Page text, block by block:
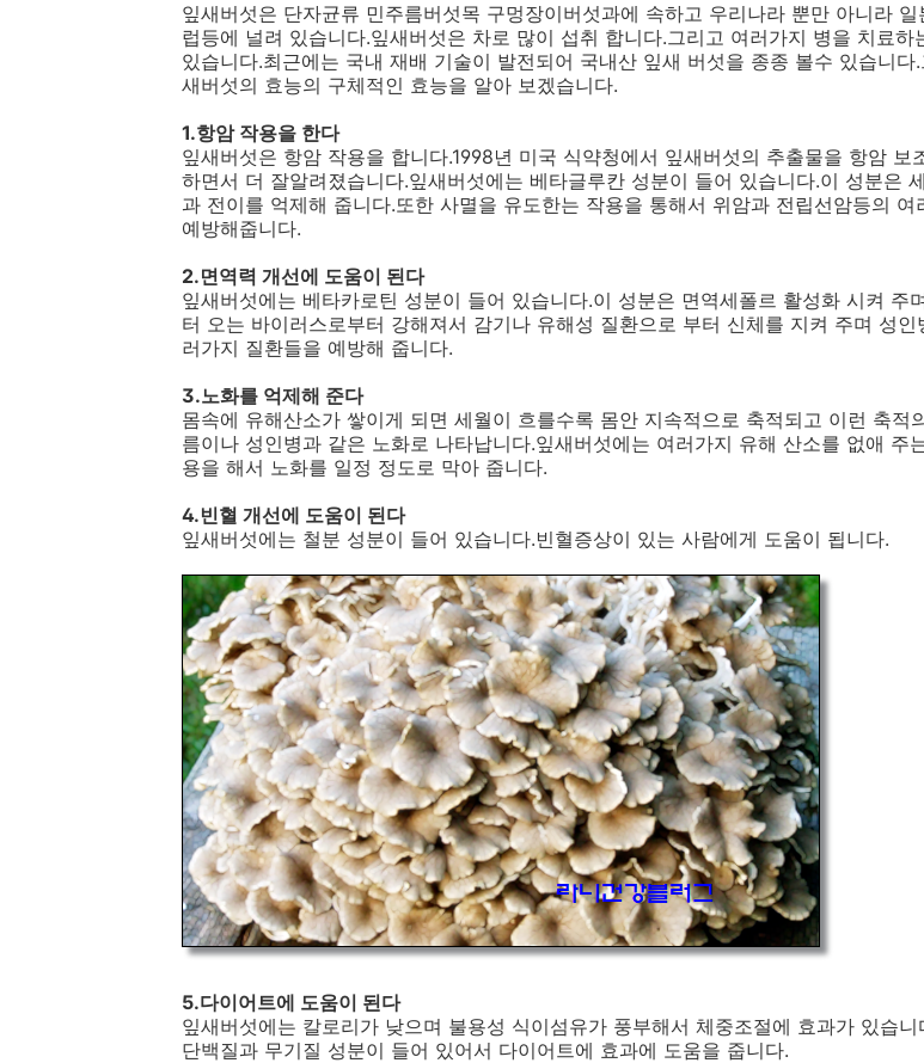
잎새버섯은 단자균류 민주름버섯목 구멍장이버섯과에 속하고 우리나라 뿐만 아니라 일
럽등에 널려 있습니다.잎새버섯은 차로 많이 섭취 합니다.그리고 여러가지 병을 치료하
있습니다.최근에는 국내 재배 기술이 발전되어 국내산 잎새 버섯을 종종 볼수 있습니다
새버섯의 효능의 구체적인 효능을 알아 보겠습니다.
1.항암 작용을 한다
잎새버섯은 항암 작용을 합니다.1998년 미국 식약청에서 잎새버섯의 추출물을 항암 보
하면서 더 잘알려졌습니다.잎새버섯에는 베타글루칸 성분이 들어 있습니다.이 성분은
과 전이를 억제해 줍니다.또한 사멸을 유도한는 작용을 통해서 위암과 전립선암등의 여
예방해줍니다.
2.면역력 개선에 도움이 된다
잎새버섯에는 베타카로틴 성분이 들어 있습니다.이 성분은 면역세폴르 활성화 시켜 주
터 오는 바이러스로부터 강해져서 감기나 유해성 질환으로 부터 신체를 지켜 주며 성인
러가지 질환들을 예방해 줍니다.
3.노화를 억제해 준다
몸속에 유해산소가 쌓이게 되면 세월이 흐를수록 몸안 지속적으로 축적되고 이런 축적
름이나 성인병과 같은 노화로 나타납니다.잎새버섯에는 여러가지 유해 산소를 없애 주
용을 해서 노화를 일정 정도로 막아 줍니다.
4.빈혈 개선에 도움이 된다
잎새버섯에는 철분 성분이 들어 있습니다.빈혈증상이 있는 사람에게 도움이 됩니다.
5.다이어트에 도움이 된다
잎새버섯에는 칼로리가 낮으며 불용성 식이섬유가 풍부해서 체중조절에 효과가 있습니
단백질과 무기질 성분이 들어 있어서 다이어트에 효과에 도움을 줍니다.